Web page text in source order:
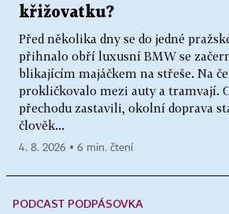
křižovatku?
Před několika dny se do jedné
přihnalo obří luxusní BMW se
blikajícím majáčkem na střeše. Na
prokličkovalo mezi auty a tramvají.
přechodu zastavili, okolní doprava
člověk...
4. 8. 2026 ▪ 6 min. čtení
PODCAST PODPÁSOVKA